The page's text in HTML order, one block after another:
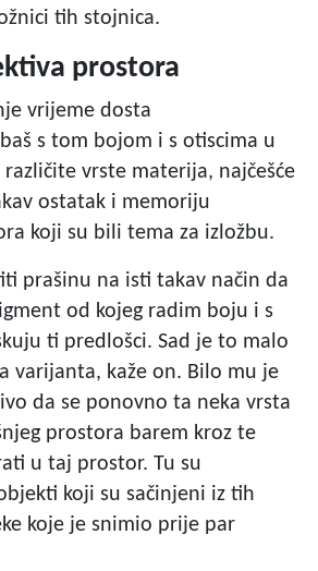
tih stojnica.
prostora
vrijeme dosta
s tom bojom i s otiscima u
vrste materija, najčešće
ostatak i memoriju
koji su bili tema za izložbu.
prašinu na isti takav način da
od kojeg radim boju i s
ti predlošci. Sad je to malo
varijanta, kaže on. Bilo mu je
da se ponovno ta neka vrsta
prostora barem kroz te
u taj prostor. Tu su
koji su sačinjeni iz tih
koje je snimio prije par